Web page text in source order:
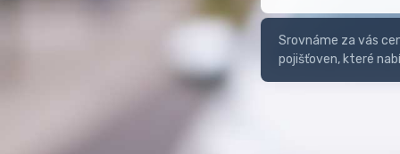
Srovnáme za vás
pojišťoven, které